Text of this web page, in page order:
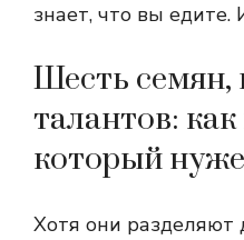
знает, что вы
Шесть семян,
талантов:
который
Хотя они разделяют